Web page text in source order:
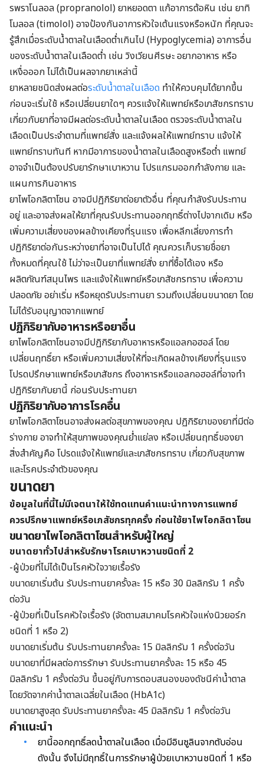
รพราโนลอล (propranolol) ยาหยอดตา แก้อาการต้อหิน เช่น ยาทิ
โมลอล (timolol) อาจป้องกันอาการหัวใจเต้นแรงหรือหนัก ที่คุณจะ
รู้สึกเมื่อระดับน้ำตาลในเลือดต่ำเกินไป (Hypoglycemia) อาการอื่น
ของระดับน้ำตาลในเลือดต่ำ เช่น วิงเวียนศีรษะ อยากอาหาร หรือ
เหงื่อออก ไม่ได้เป็นผลจากยาเหล่านี้
ยาหลายชนิดส่งผลต่อระดับน้ำตาลในเลือด ทำให้ควบคุมได้ยากขึ้น
ก่อนจะเริ่มใช้ หรือเปลี่ยนยาใดๆ ควรแจ้งให้แพทย์หรือเภสัชกรทราบ
เกี่ยวกับยาที่อาจมีผลต่อระดับน้ำตาลในเลือด ตรวจระดับน้ำตาลใน
เลือดเป็นประจำตามที่แพทย์สั่ง และแจ้งผลให้แพทย์ทราบ แจ้งให้
แพทย์ทราบทันที หากมีอาการของน้ำตาลในเลือดสูงหรือต่ำ แพทย์
อาจจำเป็นต้องปรับยารักษาเบาหวาน โปรแกรมออกกำลังกาย และ
แผนการกินอาหาร
ยาไพโอกลิตาโซน อาจมีปฏิกิริยาต่อยาตัวอื่น ที่คุณกำลังรับประทาน
อยู่ และอาจส่งผลให้ยาที่คุณรับประทานออกฤทธิ์ต่างไปจากเดิม หรือ
เพิ่มความเสี่ยงของผลข้างเคียงที่รุนแรง เพื่อหลีกเลี่ยงการทำ
ปฏิกิริยาต่อกันระหว่างยาที่อาจเป็นไปได้ คุณควรเก็บรายชื่อยา
ทั้งหมดที่คุณใช้ ไม่ว่าจะเป็นยาที่แพทย์สั่ง ยาที่ซื้อได้เอง หรือ
ผลิตภัณฑ์สมุนไพร และแจ้งให้แพทย์หรือเภสัชกรทราบ เพื่อความ
ปลอดภัย อย่าเริ่ม หรือหยุดรับประทานยา รวมถึงเปลี่ยนขนาดยา โดย
ไม่ได้รับอนุญาตจากแพทย์
ปฏิกิริยากับอาหารหรือยาอื่น
ยาไพโอกลิตาโซนอาจมีปฏิกิริยากับอาหารหรือแอลกอฮอล์ โดย
เปลี่ยนฤทธิ์ยา หรือเพิ่มความเสี่ยงให้ที่จะเกิดผลข้างเคียงที่รุนแรง
โปรดปรึกษาแพทย์หรือเภสัชกร ถึงอาหารหรือแอลกอฮอล์ที่อาจทำ
ปฏิกิริยากับยานี้ ก่อนรับประทานยา
ปฏิกิริยากับอาการโรคอื่น
ยาไพโอกลิตาโซนอาจส่งผลต่อสุขภาพของคุณ ปฏิกิริยาของยาที่มีต่อ
ร่างกาย อาจทำให้สุขภาพของคุณย่ำแย่ลง หรือเปลี่ยนฤทธิ์ของยา
สิ่งสำคัญคือ โปรดแจ้งให้แพทย์และเภสัชกรทราบ เกี่ยวกับสุขภาพ
และโรคประจำตัวของคุณ
ขนาดยา
ข้อมูลในที่นี้ไม่มีเจตนาให้ใช้ทดแทนคำแนะนำทางการแพทย์
ควรปรึกษาแพทย์หรือเภสัชกรทุกครั้ง ก่อนใช้ยาไพโอกลิตาโซน
ขนาดยาไพโอกลิตาโซนสำหรับผู้ใหญ่
ขนาดยาทั่วไปสำหรับรักษาโรคเบาหวานชนิดที่ 2
-ผู้ป่วยที่ไม่ได้เป็นโรคหัวใจวายเรื้อรัง
ขนาดยาเริ่มต้น รับประทานยาครั้งละ 15 หรือ 30 มิลลิกรัม 1 ครั้ง
ต่อวัน
-ผู้ป่วยที่เป็นโรคหัวใจเรื้อรัง (จัดตามสมาคมโรคหัวใจแห่งนิวยอร์ก
ชนิดที่ 1 หรือ 2)
ขนาดยาเริ่มต้น รับประทานยาครั้งละ 15 มิลลิกรัม 1 ครั้งต่อวัน
ขนาดยาที่มีผลต่อการรักษา รับประทานยาครั้งละ 15 หรือ 45
มิลลิกรัม 1 ครั้งต่อวัน ขึ้นอยู่กับการตอบสนองของดัชนีค่าน้ำตาล
โดยวัดจากค่าน้ำตาลเฉลี่ยในเลือด (HbA1c)
ขนาดยาสูงสุด รับประทานยาครั้งละ 45 มิลลิกรัม 1 ครั้งต่อวัน
คำแนะนำ
ยานี้ออกฤทธิ์ลดน้ำตาลในเลือด เมื่อมีอินซูลินจากตับอ่อน
ดังนั้น จึงไม่มีฤทธิ์ในการรักษาผู้ป่วยเบาหวานชนิดที่ 1 หรือ